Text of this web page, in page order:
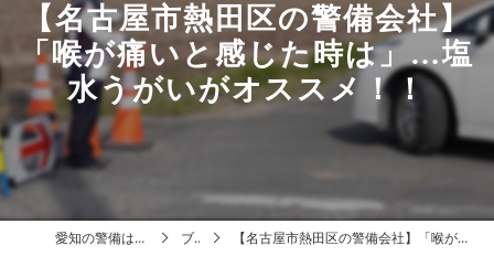
【名古屋市熱田区の警備会社】
「喉が痛いと感じた時は」…塩
水うがいがオススメ！！
愛知の警備は株式会社アイアール ブログ 【名古屋市熱田区の警備会社】「喉が痛いと感じた時は」…塩水うがいがオススメ！！